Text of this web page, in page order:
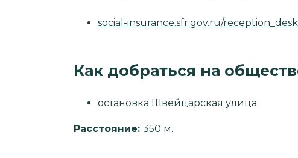
social-insurance.sfr.gov.ru/
Как добраться на
остановка Швейцарская улица.
Расстояние: 350 м.